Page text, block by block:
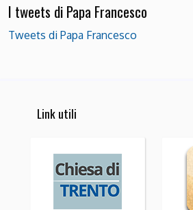
I tweets di Papa Francesco
Tweets di Papa Francesco
Link utili